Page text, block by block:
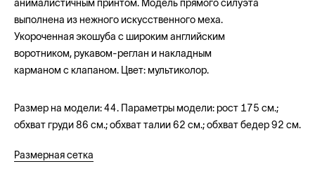
анималистичным принтом. Модель прямого силуэта
выполнена из нежного искусственного меха.
Укороченная экошуба с широким английским
воротником, рукавом-реглан и накладным
карманом с клапаном. Цвет: мультиколор.
Размер на модели: 44. Параметры модели: рост 175 см.;
обхват груди 86 см.; обхват талии 62 см.; обхват бедер 92 см.
Размерная сетка